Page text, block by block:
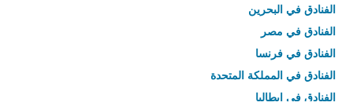
الفنادق في البحرين
الفنادق في مصر
الفنادق في فرنسا
الفنادق في المملكة المتحدة
الفنادق في إيطاليا